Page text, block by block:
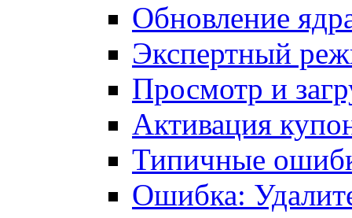
Обновление
Экспертный
Просмотр и
Активация
Типичные
Ошибка: